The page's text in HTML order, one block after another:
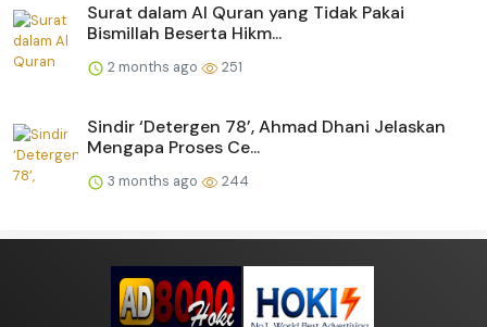
Surat dalam Al Quran yang Tidak Pakai
Bismillah Beserta Hikm...
2 months ago 251
Sindir ‘Detergen 78’, Ahmad Dhani Jelaskan
Mengapa Proses Ce...
3 months ago 244